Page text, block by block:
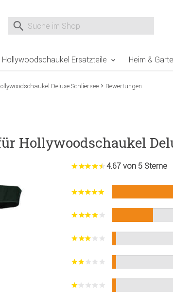
Suche nach
Hollywoodschaukel Ersatzteile Heim &
Deluxe Schliersee Bewertungen
Hollywoodschaukel
4.67 von 5 Sterne